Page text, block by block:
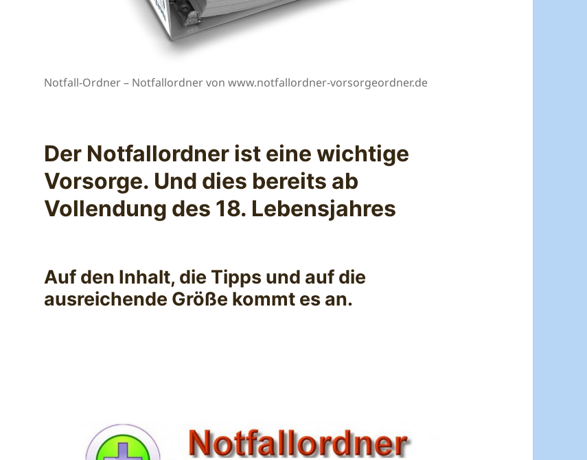
Notfall-Ordner – Notfallordner von www.notfallordner-vorsorgeordner.de
Der Notfallordner ist eine wichtige
Vorsorge. Und dies bereits ab
Vollendung des 18. Lebensjahres
Auf den Inhalt, die Tipps und auf die
ausreichende Größe kommt es an.